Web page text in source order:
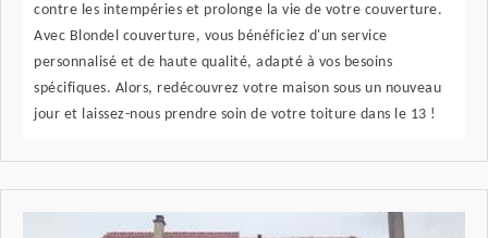
contre les intempéries et prolonge la vie de votre couverture.
Avec Blondel couverture, vous bénéficiez d'un service
personnalisé et de haute qualité, adapté à vos besoins
spécifiques. Alors, redécouvrez votre maison sous un nouveau
jour et laissez-nous prendre soin de votre toiture dans le 13 !